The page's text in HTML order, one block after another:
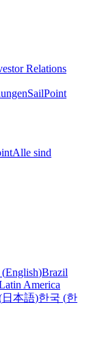
Relations
SailPoint
Alle sind
(English)Brazil
America
日本語)한국 (한